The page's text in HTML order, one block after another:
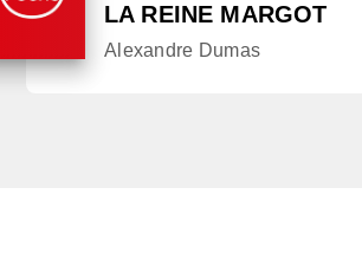
LA REINE MARGOT
Alexandre Dumas